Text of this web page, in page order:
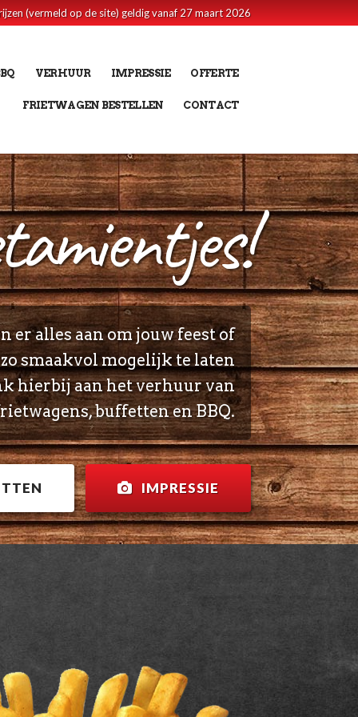
(vermeld op de site) geldig vanaf 27 maart 2026
VERHUUR IMPRESSIE OFFERTE
FRIETWAGEN BESTELLEN CONTACT
er alles aan om jouw feest of
smaakvol mogelijk te laten
hierbij aan het verhuur van
buffetten en BBQ.
IMPRESSIE